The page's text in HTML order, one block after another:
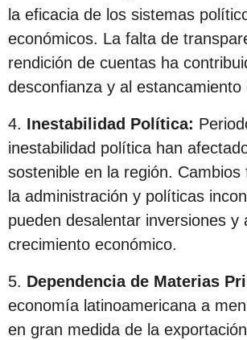
i
c
a
c
ó
n
la eficacia de los sistemas
económicos. La falta de
rendición de cuentas ha
desconfianza y al estancamiento
4. Inestabilidad Política:
inestabilidad política han
sostenible en la región. Cambios
la administración y políticas
pueden desalentar inversiones y
crecimiento económico.
5. Dependencia de Materias
economía latinoamericana a
en gran medida de la